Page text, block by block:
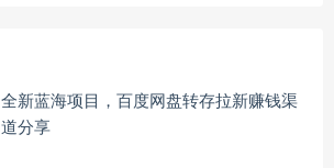
全新蓝海项目，百度网盘转存拉新赚钱渠
道分享